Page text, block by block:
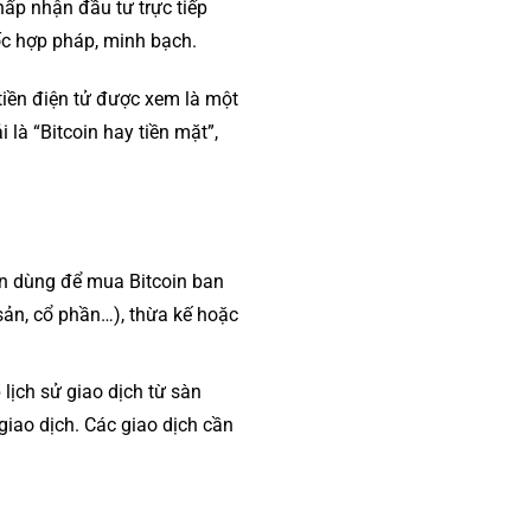
nhận đầu tư trực tiếp
hợp pháp, minh bạch.
điện tử được xem là một
là “Bitcoin hay tiền mặt”,
dùng để mua Bitcoin ban
cổ phần…), thừa kế hoặc
lịch sử giao dịch từ sàn
dịch. Các giao dịch cần